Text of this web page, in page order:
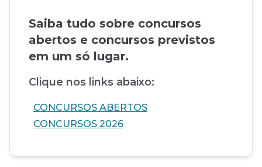
Saiba tudo sobre concursos
abertos e concursos previstos
em um só lugar.
Clique nos links abaixo:
CONCURSOS ABERTOS
CONCURSOS 2026